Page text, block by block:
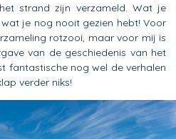
strand zijn verzameld. Wat je
je nog nooit gezien hebt! Voor
rotzooi, maar voor mij is
van de geschiedenis van het
fantastische nog wel de verhalen
verder niks!